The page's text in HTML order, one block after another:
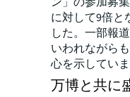
に対して9倍と
した。一部報
いわれながら
心を示していま
万博と共に